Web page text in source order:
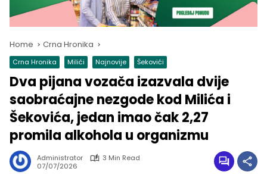
Home Crna Hronika
Crna Hronika Milići Najnovije Šekovići
Dva pijana vozača izazvala dvije
saobraćajne nezgode kod Milića i
Šekovića, jedan imao čak 2,27
promila alkohola u organizmu
Administrator
3 Min Read
07/07/2026